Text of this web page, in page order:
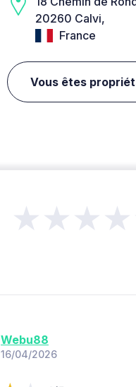
20260 Calvi,
France
Vous êtes
Webu88
16/04/2026